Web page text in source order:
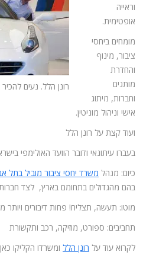
רונן הלל. נעים להכיר
וראייה
אופטימית.
מומחים ביחסי
ציבור, מינוף
והחדרת
מותגים
וחברות, מיתוג
אישי וניהול מוניטין.
ועוד קצת על רונן הלל
בעברו עיתונאי ודובר הוועד האולימפי
כיום: מנהל משרד יחסי ציבור מוביל בתל
בהם מהגדולים בתחומם בארץ, לצד חברות
מוטו: תעשה, תצליח! פחות דיבורים
תחביבים: ספורט, מוזיקה, רכב ותקשורת
לקרוא עוד על רונן הלל ומשרדו הקליקו כאן